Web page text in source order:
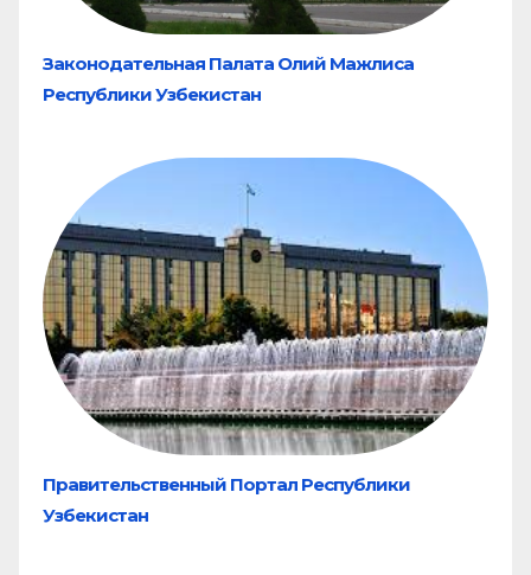
Законодательная Палата Олий Мажлиса
Республики Узбекистан
Правительственный Портал Республики
Узбекистан